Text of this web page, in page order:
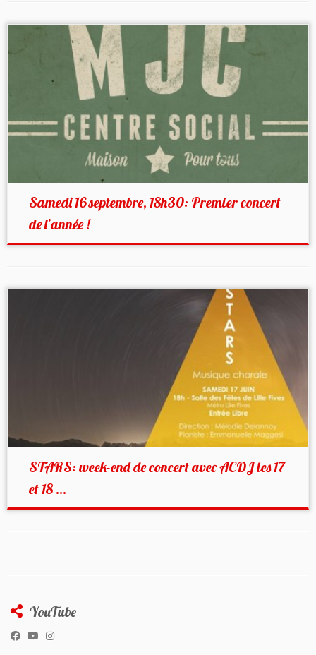
Samedi 16 septembre, 18h30: Premier concert
de l’année !
STARS: week-end de concert avec ACDJ les 17
et 18 ...
YouTube